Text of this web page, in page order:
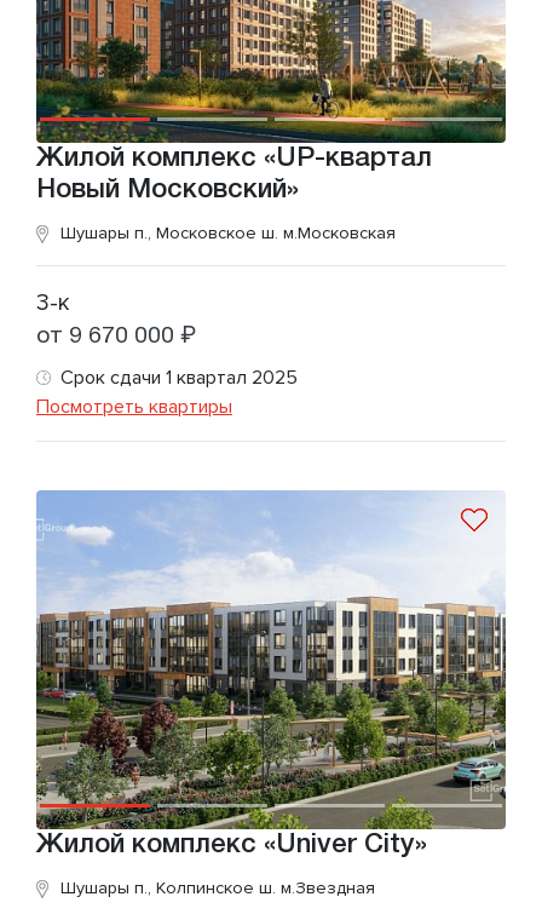
Жилой комплекс «UP-квартал
Новый Московский»
Шушары п., Московское ш. м.Московская
3-к
от 9 670 000 ₽
Срок сдачи 1 квартал 2025
Посмотреть квартиры
Жилой комплекс «Univer City»
Шушары п., Колпинское ш. м.Звездная